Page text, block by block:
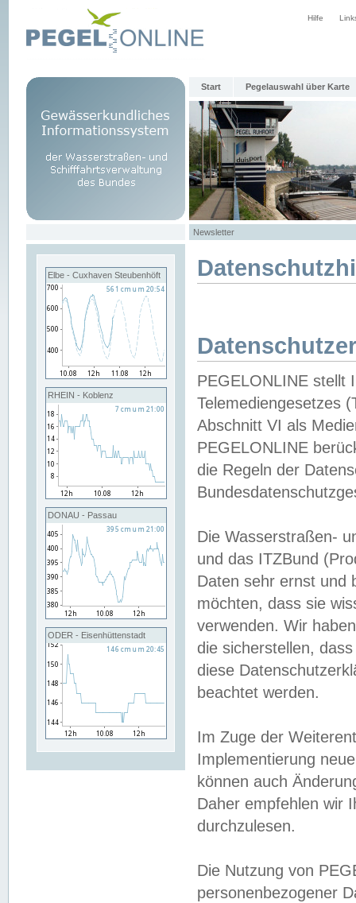
Hilfe
Start Pegelauswahl über Karte
Newsletter
Elbe - Cuxhaven Steubenhöft
RHEIN - Koblenz
DONAU - Passau
ODER - Eisenhüttenstadt
PEGELONLINE stellt
Telemediengesetzes
Abschnitt VI als
PEGELONLINE
die Regeln der
Die Wasserstraßen-
und das ITZBund
Daten sehr ernst und
möchten, dass sie
verwenden. Wir
die sicherstellen,
diese
beachtet werden.
Im Zuge der
Implementierung
können auch
Daher empfehlen wir
durchzulesen.
Die Nutzung von
personenbezogener